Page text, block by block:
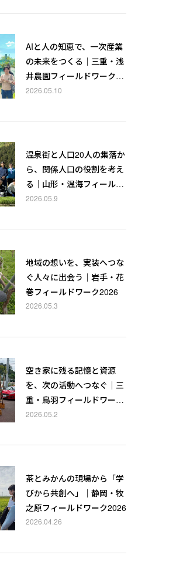
AIと人の知恵で、一次産業
の未来をつくる｜三重・浅
井農園フィールドワーク20
26
2026.05.10
温泉街と人口20人の集落か
ら、関係人口の役割を考え
る｜山形・温海フィールド
ワーク2026
2026.05.9
地域の想いを、実装へつな
ぐ人々に出会う｜岩手・花
巻フィールドワーク2026
2026.05.3
空き家に残る記憶と資源
を、次の活動へつなぐ｜三
重・鳥羽フィールドワーク
2026
2026.05.2
茶とみかんの現場から「学
びから共創へ」｜静岡・牧
之原フィールドワーク2026
2026.04.26